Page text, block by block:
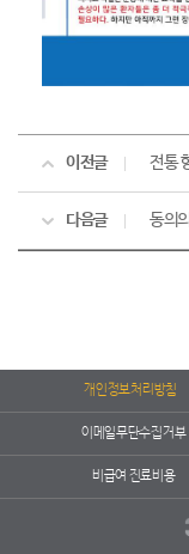
이전글 전통
다음글 동의
개인정보처리방침
이메일무단수집거부
비급여 진료비용